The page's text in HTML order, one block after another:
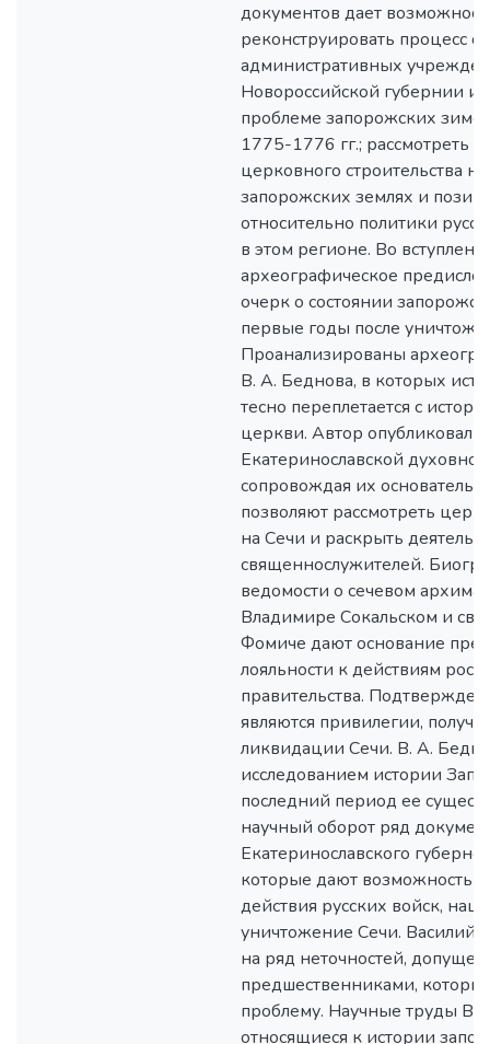
документов дает
реконструировать процесс
административных
Новороссийской губернии и
проблеме запорожских
1775-1776 гг.; рассмотреть
церковного строительства
запорожских землях и
относительно политики
в этом регионе. Во
археографическое
очерк о состоянии
первые годы после
Проанализированы
В. А. Беднова, в которых
тесно переплетается с
церкви. Автор опубликовал
Екатеринославской
сопровождая их
позволяют рассмотреть
на Сечи и раскрыть
священнослужителей.
ведомости о сечевом
Владимире Сокальском и
Фомиче дают основание
лояльности к действиям
правительства.
являются привилегии,
ликвидации Сечи. В. А.
исследованием истории
последний период ее
научный оборот ряд
Екатеринославского
которые дают возможность
действия русских войск,
уничтожение Сечи. Василий
на ряд неточностей,
предшественниками,
проблему. Научные труды В.
относящиеся к истории